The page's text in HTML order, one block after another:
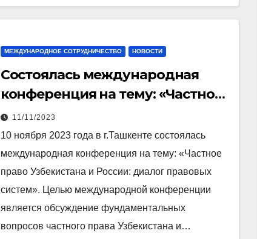
МЕЖДУНАРОДНОЕ СОТРУДНИЧЕСТВО НОВОСТИ
Cостоялась международная
конференция на тему: «Частное
право Узбекистана и России:
диалог правовых систем»
11/11/2023
10 ноября 2023 года в г.Ташкенте состоялась
международная конференция на тему: «Частное
право Узбекистана и России: диалог правовых
систем». Целью международной конференции
является обсуждение фундаментальных
вопросов частного права Узбекистана и…